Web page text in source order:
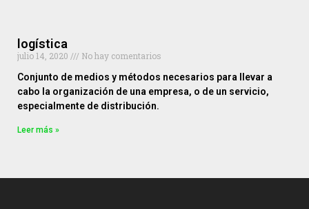
logística
julio 14, 2020
No hay comentarios
Conjunto de medios y métodos necesarios para llevar a
cabo la organización de una empresa, o de un servicio,
especialmente de distribución.
Leer más »